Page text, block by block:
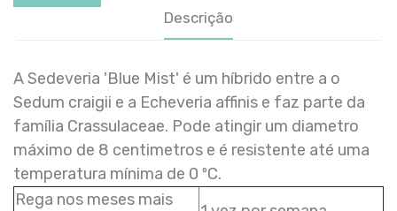
Descrição
A Sedeveria 'Blue Mist' é um híbrido entre a o
Sedum craigii e a Echeveria affinis e faz parte da
família Crassulaceae. Pode atingir um diametro
máximo de 8 centimetros e é resistente até uma
temperatura mínima de 0 ºC.
Rega nos meses mais